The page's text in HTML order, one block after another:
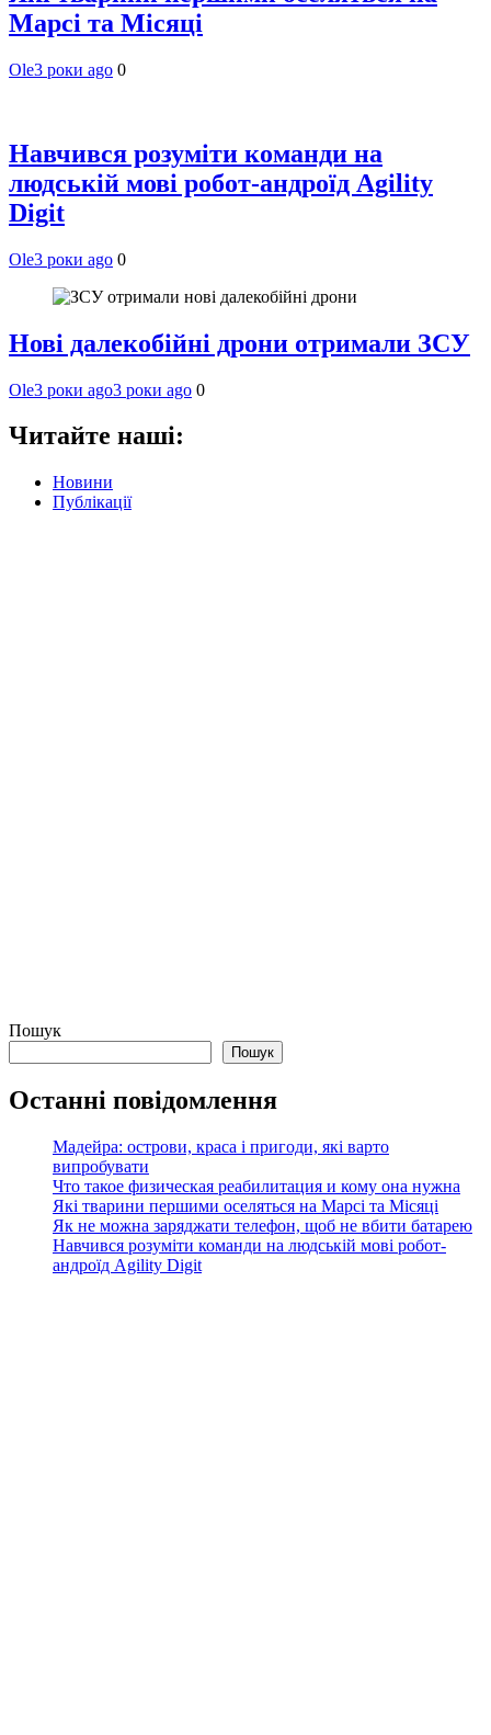
Марсі та Місяці
Ole3 роки ago 0
Навчився розуміти команди на
людській мові робот-андроїд Agility
Digit
Ole3 роки ago 0
Нові далекобійні дрони отримали ЗСУ
Ole3 роки ago3 роки ago 0
Читайте наші:
Новини
Публікації
Пошук
Пошук
Останні повідомлення
Мадейра: острови, краса і пригоди, які варто
випробувати
Что такое физическая реабилитация и кому она нужна
Які тварини першими оселяться на Марсі та Місяці
Як не можна заряджати телефон, щоб не вбити батарею
Навчився розуміти команди на людській мові робот-
андроїд Agility Digit